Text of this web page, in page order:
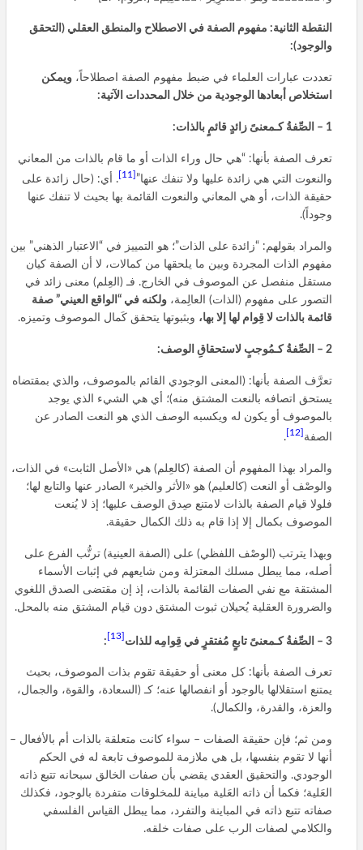
النقطة الثانية: مفهوم الصفة في الاصطلاح والمنطق العقلي (التحقق
والوجود):
تعددت عبارات العلماء في ضبط مفهوم الصفة اصطلاحاً، ويمكن
استخلاص أبعادها الوجودية من خلال المحددات الآتية:
1 – الصِّفةُ كـمعنىً زائدٍ قائمٍ بالذات:
تعرف الصفة بأنها: “هي حال وراء الذات أو ما قام بالذات من المعاني
والنعوت التي هي زائدة عليها ولا تنفك عنها”
. أي: (حال زائدة على
حقيقة الذات، أو هي المعاني والنعوت القائمة بها بحيث لا تنفك عنها
وجوداً).
والمراد بقولهم: “زائدة على الذات”؛ هو التمييز في “الاعتبار الذهني” بين
مفهوم الذات المجردة وبين ما يلحقها من كمالات، لا أن الصفة كيان
مستقل منفصل عن الموصوف في الخارج. فـ (العِلم) معنى زائد في
التصور على مفهوم (الذات) العالِمة، ولكنه في “الواقع العيني” صفة
قائمة بالذات لا قِوام لها إلا بها، وبثبوتها يتحقق كَمال الموصوف وتميزه.
2 – الصِّفةُ كـمُوجبٍ لاستحقاقِ الوصف:
تعرَّف الصفة بأنها: (المعنى الوجودي القائم بالموصوف، والذي بمقتضاه
يستحق اتصافه بالنعت المشتق منه)؛ أي هي الشيء الذي يوجد
بالموصوف أو يكون له ويكسبه الوصف الذي هو النعت الصادر عن
الصفة
.
والمراد بهذا المفهوم أن الصفة (كالعِلم) هي «الأصل الثابت» في الذات،
والوصْف أو النعت (كالعليم) هو «الأثر والخبر» الصادر عنها والتابع لها؛
فلولا قيام الصفة بالذات لامتنع صِدق الوصف عليها؛ إذ لا يُنعت
الموصوف بكمال إلا إذا قام به ذلك الكمال حقيقة.
وبهذا يترتب (الوصْف اللفظي) على (الصفة العينية) ترتُّب الفرع على
أصله، مما يبطل مسلك المعتزلة ومن شايعهم في إثبات الأسماء
المشتقة مع نفي الصفات القائمة بالذات، إذ إن مقتضى الصدق اللغوي
والضرورة العقلية يُحيلان ثبوت المشتق دون قيام المشتق منه بالمحل.
3 – الصِّفةُ كـمعنىً تابعٍ مُفتقرٍ في قِوامِه للذات :
تعرف الصفة بأنها: كل معنى أو حقيقة تقوم بذات الموصوف، بحيث
يمتنع استقلالها بالوجود أو انفصالها عنه؛ كـ (السعادة، والقوة، والجمال،
والعزة، والقدرة، والكمال).
ومن ثم؛ فإن حقيقة الصفات – سواء كانت متعلقة بالذات أم بالأفعال –
أنها لا تقوم بنفسها، بل هي ملازمة للموصوف تابعة له في الحكم
الوجودي. والتحقيق العقدي يقضي بأن صفات الخالق سبحانه تتبع ذاته
العَلية؛ فكما أن ذاته العَلية مباينة للمخلوقات متفردة بالوجود، فكذلك
صفاته تتبع ذاته في المباينة والتفرد، مما يبطل القياس الفلسفي
والكلامي لصفات الرب على صفات خلقه.